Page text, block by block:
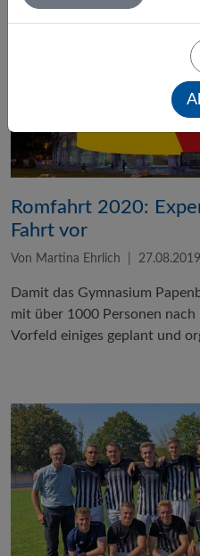
Romfahrt 2020:
Fahrt vor
Von Martina Ehrlich 27.08.2019
Damit das Gymnasium
mit über 1000 Personen nach
Vorfeld einiges geplant und